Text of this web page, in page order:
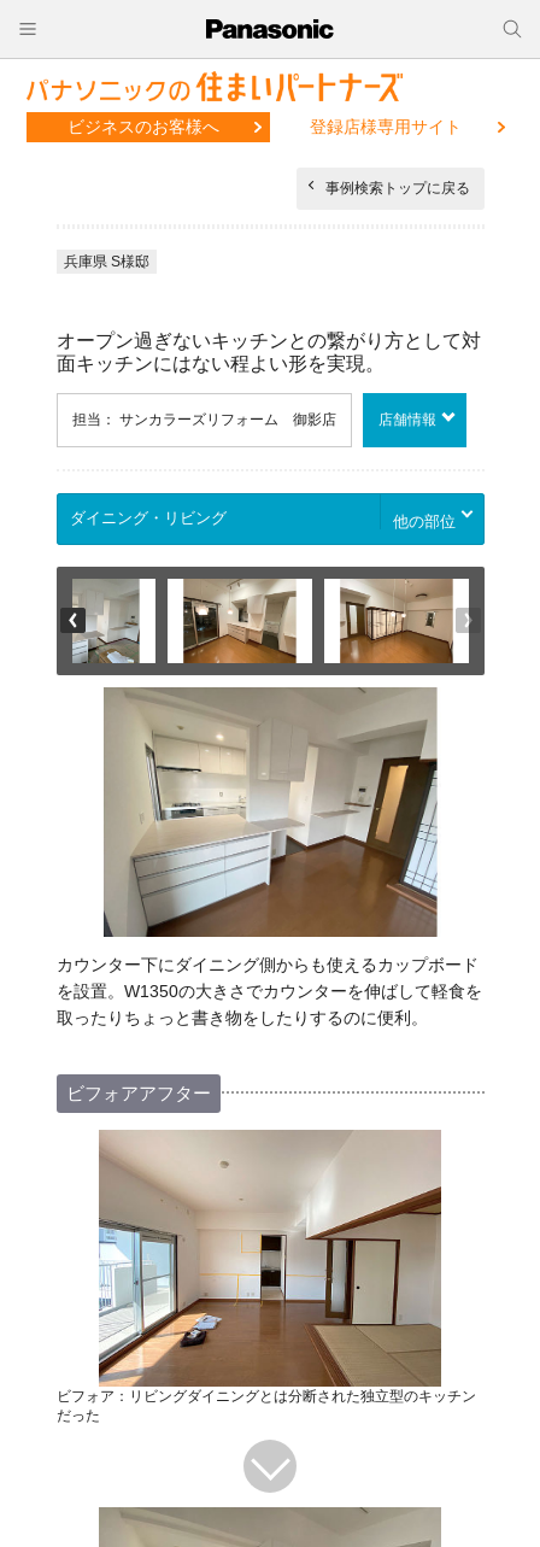
ビジネスのお客様へ 登録店様専用サイト
事例検索トップに戻る
兵庫県 S様邸
オープン過ぎないキッチンとの繋がり方として対
面キッチンにはない程よい形を実現。
担当： サンカラーズリフォーム 御影店 店舗情報
他の部位
カウンター下にダイニング側からも使えるカップボード
を設置。W1350の大きさでカウンターを伸ばして軽食を
取ったりちょっと書き物をしたりするのに便利。
ビフォアアフター
ビフォア：リビングダイニングとは分断された独立型のキッチン
だった